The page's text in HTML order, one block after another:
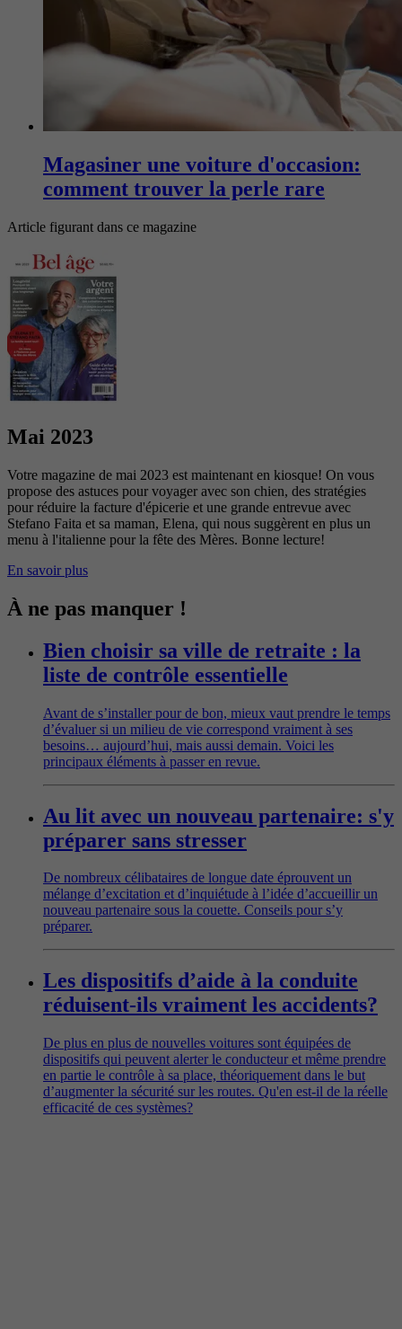
Magasiner une voiture d'occasion:
comment trouver la perle rare
Article figurant dans ce magazine
Mai 2023
Votre magazine de mai 2023 est maintenant en kiosque! On vous
propose des astuces pour voyager avec son chien, des stratégies
pour réduire la facture d'épicerie et une grande entrevue avec
Stefano Faita et sa maman, Elena, qui nous suggèrent en plus un
menu à l'italienne pour la fête des Mères. Bonne lecture!
En savoir plus
À ne pas manquer !
Bien choisir sa ville de retraite : la
liste de contrôle essentielle
Avant de s’installer pour de bon, mieux vaut prendre le temps
d’évaluer si un milieu de vie correspond vraiment à ses
besoins… aujourd’hui, mais aussi demain. Voici les
principaux éléments à passer en revue.
Au lit avec un nouveau partenaire: s'y
préparer sans stresser
De nombreux célibataires de longue date éprouvent un
mélange d’excitation et d’inquiétude à l’idée d’accueillir un
nouveau partenaire sous la couette. Conseils pour s’y
préparer.
Les dispositifs d’aide à la conduite
réduisent-ils vraiment les accidents?
De plus en plus de nouvelles voitures sont équipées de
dispositifs qui peuvent alerter le conducteur et même prendre
en partie le contrôle à sa place, théoriquement dans le but
d’augmenter la sécurité sur les routes. Qu'en est-il de la réelle
efficacité de ces systèmes?